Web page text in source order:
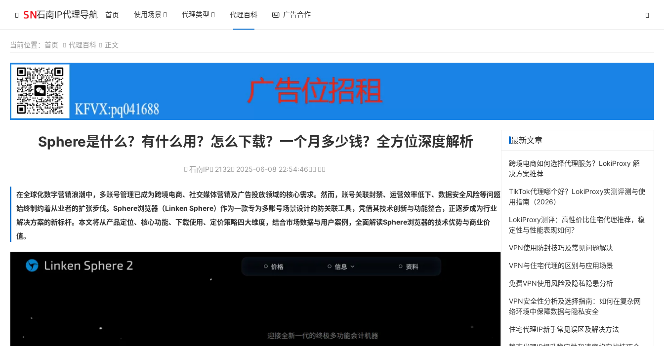
石南IP代理导航 首页 使用场景 代理类型 代理百科 广告合作
当前位置： 首页 代理百科 正文
Sphere是什么？有什么用？怎么下载？一个月多少钱？全方位深度解析
石南IP 2132 2025-06-08 22:54:46
在全球化数字营销浪潮中，多账号管理已成为跨境电商、社交媒体营销及广告投放领域的核心需求。然而，账号关联封禁、运营效率低下、数据安全风险等问题
始终制约着从业者的扩张步伐。Sphere浏览器（Linken Sphere）作为一款专为多账号场景设计的防关联工具，凭借其技术创新与功能整合，正逐步成为行业
解决方案的新标杆。本文将从产品定位、核心功能、下载使用、定价策略四大维度，结合市场数据与用户案例，全面解读Sphere浏览器的技术优势与商业价
值。
最新文章
跨境电商如何选择代理服务？LokiProxy 解
决方案推荐
TikTok代理哪个好？LokiProxy实测评测与使
用指南（2026）
LokiProxy测评：高性价比住宅代理推荐，稳
定性与性能表现如何？
VPN使用防封技巧及常见问题解决
VPN与住宅代理的区别与应用场景
免费VPN使用风险及隐私隐患分析
VPN安全性分析及选择指南：如何在复杂网
络环境中保障数据与隐私安全
住宅代理IP新手常见误区及解决方法